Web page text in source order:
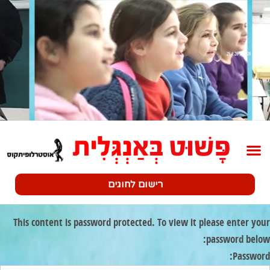
רישום לחוגים
This content is password protected. To view it please enter your
password below:
Password: